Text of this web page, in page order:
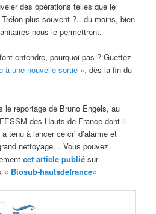
des opérations telles que le
plus souvent ?.. du moins, bien
nous le permettront.
entendre, pourquoi pas ? Guettez
à une nouvelle sortie », dès la fin du
le reportage de Bruno Engels, au
des Hauts de France dont il
tenu à lancer ce cri d’alarme et
nettoyage… Vous pouvez
cet article publié sur
« Biosub-hautsdefrance«